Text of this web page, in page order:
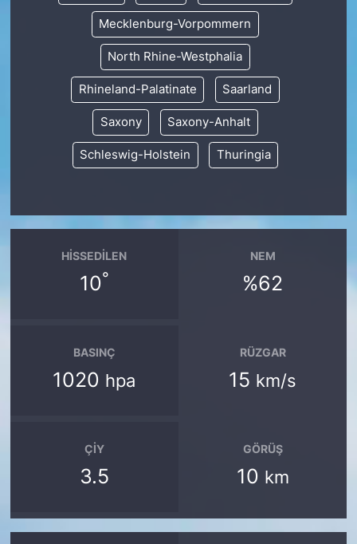
Mecklenburg-Vorpommern
North Rhine-Westphalia
Rhineland-Palatinate Saarland
Saxony Saxony-Anhalt
Schleswig-Holstein Thuringia
HISSEDILEN
10°
NEM
%62
BASINÇ
1020 hpa
RÜZGAR
15 km/s
ÇIY
3.5
GÖRÜŞ
10 km